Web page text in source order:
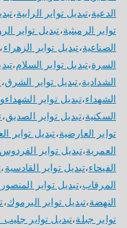
الدعية،تبديل تواير الرابية،
تواير الرميثية،تبديل تواير
الصناعية،تبديل تواير الزهراء،
السرة،تبديل تواير السلام،
الشدادية،تبديل تواير الشرق،
الشهداء،تبديل تواير
السكنية،تبديل تواير الصديق،
تواير العارضية،تبديل تواير
العمرية،تبديل تواير الفردوس
الفيحاء،تبديل تواير القادسية،
المرقاب،تبديل تواير
النهضة،تبديل تواير اليرموك،
تواير جبلة،تبديل تواير جليب